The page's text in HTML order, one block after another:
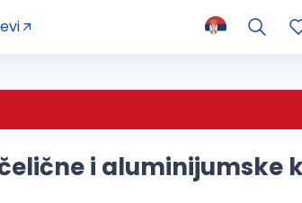
i aluminijumske